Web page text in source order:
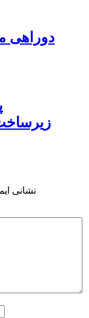
دوراهی
نشانی